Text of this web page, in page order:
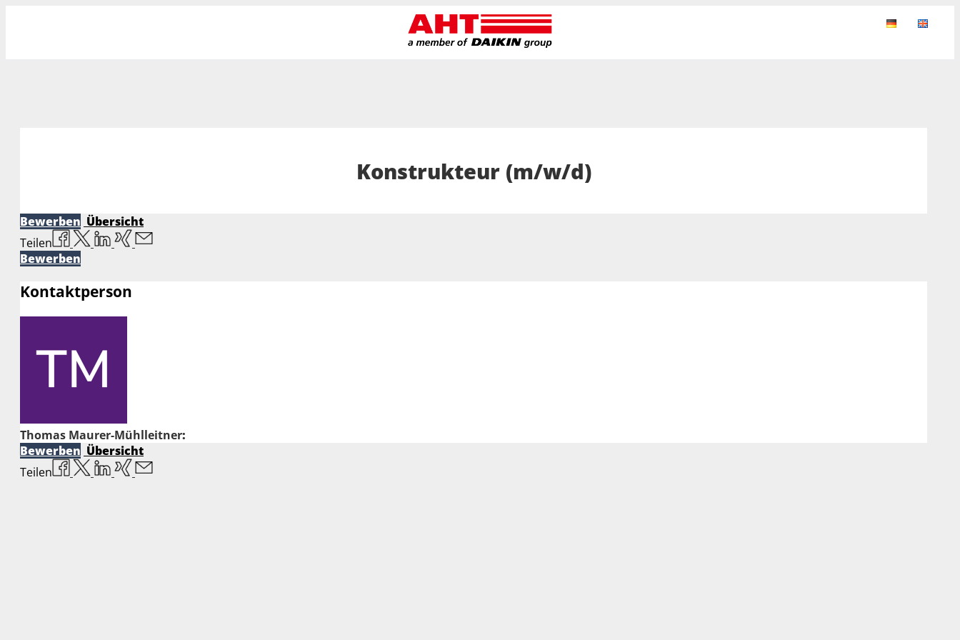
Konstrukteur (m/w/d)
Bewerben Übersicht
Teilen
Bewerben
Kontaktperson
Thomas Maurer-Mühlleitner:
Bewerben Übersicht
Teilen